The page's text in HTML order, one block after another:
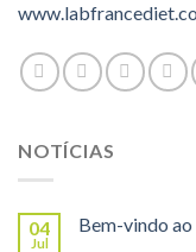
NOTÍCIAS
04
Jul
Bem-vindo